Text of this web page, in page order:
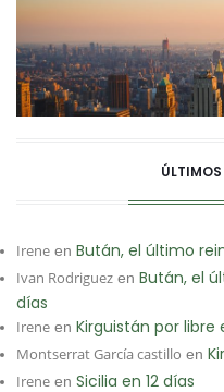
Irene en Bután, el último
Ivan Rodriguez en Bután, el
días
Irene en Kirguistán por libre
Montserrat García castillo en
Irene en Sicilia en 12 días